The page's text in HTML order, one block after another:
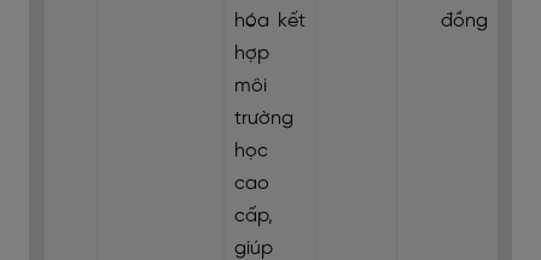
hóa kết
hợp
môi
trường
học
cao
cấp,
giúp
đồng